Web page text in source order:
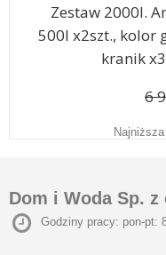
Zestaw 2000l.
500l x2szt., kolor
kranik
6
Dom i Woda Sp. z
Godziny pracy: pon-pt: